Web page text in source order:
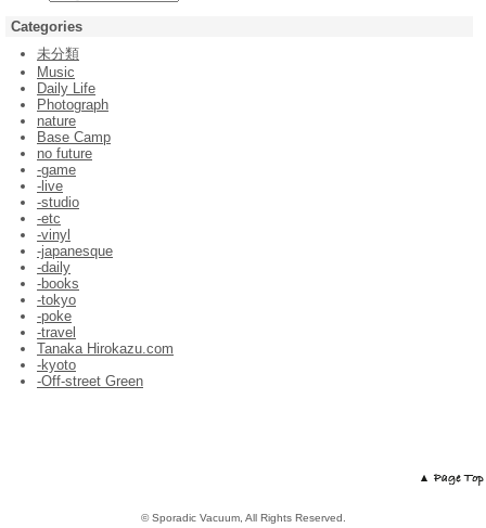
Categories
未分類
Music
Daily Life
Photograph
nature
Base Camp
no future
-game
-live
-studio
-etc
-vinyl
-japanesque
-daily
-books
-tokyo
-poke
-travel
Tanaka Hirokazu.com
-kyoto
-Off-street Green
© Sporadic Vacuum, All Rights Reserved.